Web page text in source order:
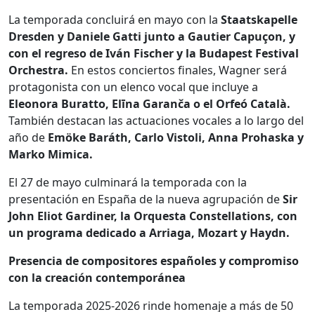
La temporada concluirá en mayo con la Staatskapelle
Dresden y Daniele Gatti junto a Gautier Capuçon, y
con el regreso de Iván Fischer y la Budapest Festival
Orchestra. En estos conciertos finales, Wagner será
protagonista con un elenco vocal que incluye a
Eleonora Buratto, Elīna Garanča o el Orfeó Català.
También destacan las actuaciones vocales a lo largo del
año de Emöke Baráth, Carlo Vistoli, Anna Prohaska y
Marko Mimica.
El 27 de mayo culminará la temporada con la
presentación en España de la nueva agrupación deSir
John Eliot Gardiner, la Orquesta Constellations, con
un programa dedicado a Arriaga, Mozart y Haydn.
Presencia de compositores españoles y compromiso
con la creación contemporánea
La temporada 2025-2026 rinde homenaje a más de 50